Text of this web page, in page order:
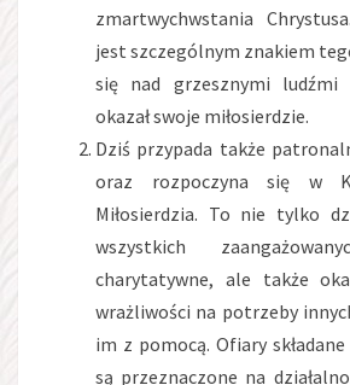
zmartwychwstania
jest szczególnym znakiem
się nad grzesznymi ludźmi
okazał swoje miłosierdzie.
Dziś przypada także
oraz rozpoczyna się w
Miłosierdzia. To nie tylko
wszystkich
charytatywne, ale także
wrażliwości na potrzeby
im z pomocą. Ofiary
są przeznaczone na